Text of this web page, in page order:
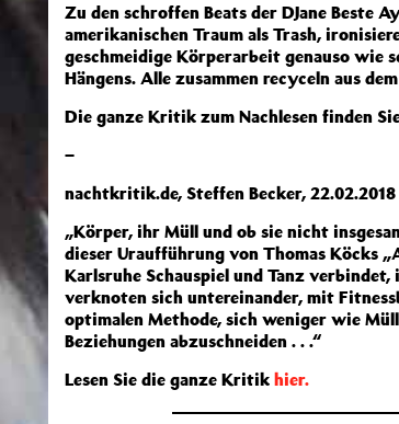
Zu den schroffen Beats der DJane Beste
amerikanischen Traum als Trash,
geschmeidige Körperarbeit genauso wie
Hängens. Alle zusammen recyceln aus
Die ganze Kritik zum Nachlesen finden
–
nachtkritik.de, Steffen Becker, 22.02.2018
„Körper, ihr Müll und ob sie nicht
dieser Uraufführung von Thomas Köcks
Karlsruhe Schauspiel und Tanz
verknoten sich untereinander, mit
optimalen Methode, sich weniger wie
Beziehungen abzuschneiden . . .“
Lesen Sie die ganze Kritik hier.